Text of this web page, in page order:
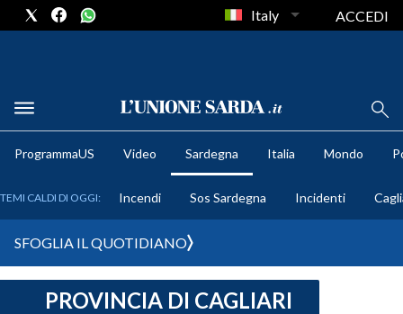
METEO
CRONACA SARDEGNA
Italy ACCEDI
ProgrammaUS Video Sardegna Italia Mondo
TEMI CALDI DI OGGI: Incendi Sos Sardegna Incidenti
SFOGLIA IL QUOTIDIANO
PROVINCIA DI CAGLIARI